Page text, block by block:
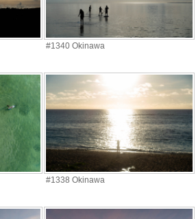
#1340 Okinawa
#1338 Okinawa